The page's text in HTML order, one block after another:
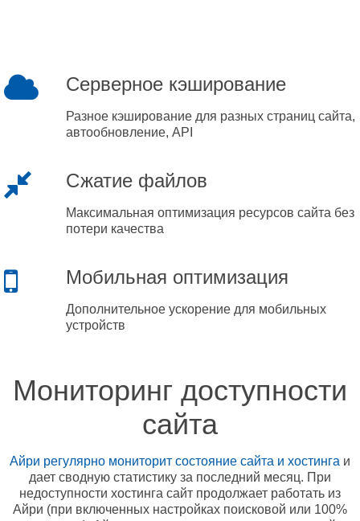
Серверное кэширование
Разное кэширование для разных страниц сайта,
автообновление, API
Сжатие файлов
Максимальная оптимизация ресурсов сайта без
потери качества
Мобильная оптимизация
Дополнительное ускорение для мобильных
устройств
Мониторинг доступности
сайта
Айри регулярно мониторит состояние сайта и хостинга и
дает сводную статистику за последний месяц. При
недоступности хостинга сайт продолжает работать из
Айри (при включенных настройках поисковой или 100%